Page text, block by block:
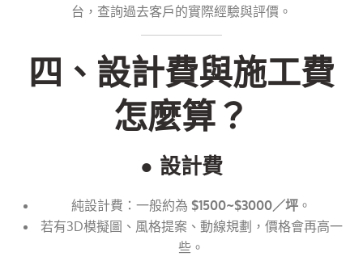
台，查詢過去客戶的實際經驗與評價。
四、設計費與施工費
怎麼算？
● 設計費
純設計費：一般約為 $1500~$3000／坪 。
若有3D模擬圖、風格提案、動線規劃，價格會再高一
些。